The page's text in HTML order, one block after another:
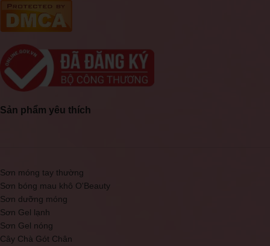
Sản phẩm yêu thích
Sơn móng tay thường
Sơn bóng mau khô O'Beauty
Sơn dưỡng móng
Sơn Gel lạnh
Sơn Gel nóng
Cây Chà Gót Chân